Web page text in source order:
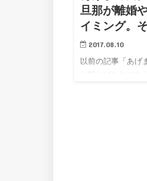
旦那が離婚
イミング。
2017.08.10
以前の記事「あげ
と離ればなれにな